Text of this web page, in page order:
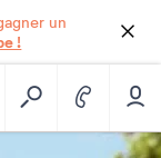
un
!